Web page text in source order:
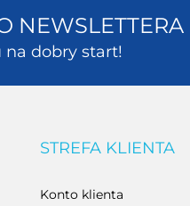
NEWSLETTERA
na dobry start!
STREFA KLIENTA
Konto klienta